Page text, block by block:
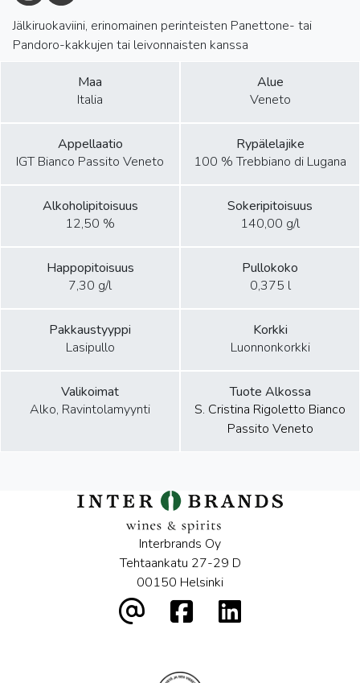
Jälkiruokaviini, erinomainen perinteisten Panettone- tai
Pandoro-kakkujen tai leivonnaisten kanssa
Maa
Italia
Alue
Veneto
Appellaatio
IGT Bianco Passito Veneto
Rypälelajike
100 % Trebbiano di Lugana
Alkoholipitoisuus
12,50 %
Sokeripitoisuus
140,00 g/l
Happopitoisuus
7,30 g/l
Pullokoko
0,375 l
Pakkaustyyppi
Lasipullo
Korkki
Luonnonkorkki
Valikoimat
Alko, Ravintolamyynti
Tuote Alkossa
S. Cristina Rigoletto Bianco
Passito Veneto
Interbrands Oy
Tehtaankatu 27-29 D
00150 Helsinki